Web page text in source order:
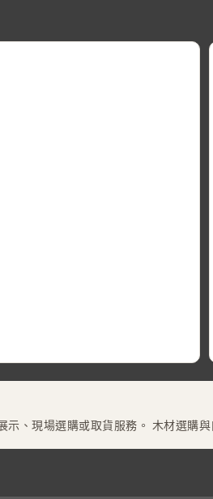
、現場選購或取貨服務。 木材選購與